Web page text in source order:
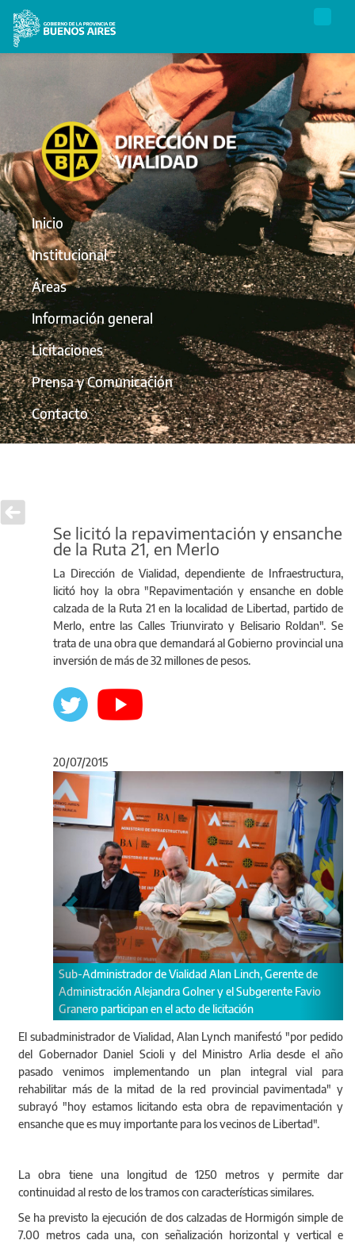
Inicio
Institucional
Áreas
Información general
Licitaciones
Prensa y Comunicación
Contacto
Se licitó la repavimentación y ensanche
de la Ruta 21, en Merlo
La Dirección de Vialidad, dependiente de Infraestructura,
licitó hoy la obra "Repavimentación y ensanche en doble
calzada de la Ruta 21 en la localidad de Libertad, partido de
Merlo, entre las Calles Triunvirato y Belisario Roldan". Se
trata de una obra que demandará al Gobierno provincial una
inversión de más de 32 millones de pesos.
20/07/2015
Alan Linch, Gerente de
Golner y el Subgerente Favio
de licitación
Licitación obra "Repavimentación y
calzada de la Ruta 21
Anterior
El subadministrador de Vialidad, Alan Lynch manifestó "por pedido
del Gobernador Daniel Scioli y del Ministro Arlia desde el año
pasado venimos implementando un plan integral vial para
rehabilitar más de la mitad de la red provincial pavimentada" y
subrayó "hoy estamos licitando esta obra de repavimentación y
ensanche que es muy importante para los vecinos de Libertad".
La obra tiene una longitud de 1250 metros y permite dar
continuidad al resto de los tramos con características similares.
Se ha previsto la ejecución de dos calzadas de Hormigón simple de
7.00 metros cada una, con señalización horizontal y vertical e